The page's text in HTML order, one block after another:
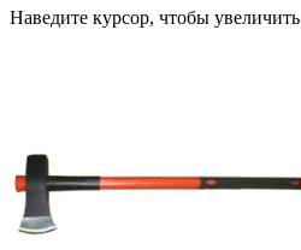
Наведите курсор, чтобы увеличить